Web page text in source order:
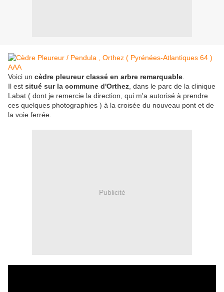
Voici un cèdre pleureur classé en arbre remarquable
Il est situé sur la commune d'Orthez , dans le parc de la clinique
Labat ( dont je remercie la direction, qui m'a autorisé à prendre
ces quelques photographies ) à la croisée du nouveau pont et de
la voie ferrée.
Publicité